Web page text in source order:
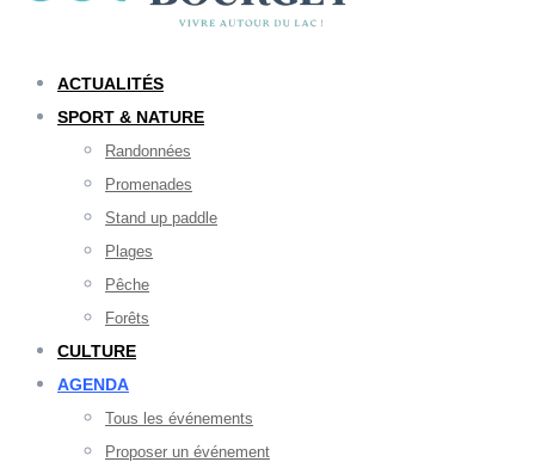
ACTUALITÉS
SPORT & NATURE
Randonnées
Promenades
Stand up paddle
Plages
Pêche
Forêts
CULTURE
AGENDA
Tous les événements
Proposer un événement